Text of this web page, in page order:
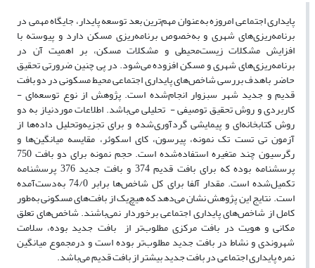
پایداری اجتماعی امروزه به‌عنوان مهم‌ترین بعد توسعه پایدار، جایگاه مهمی در
برنامه‌ریزی‌های شهری و به‌خصوص برنامه‌ریزی مسکن دارد و پیوسته با
افزایش مشکلات زیست‌محیطی و مشکلات مسکن، بر اهمیت آن در
برنامه‌ریزی‌های شهری و مسکن افزوده می‌شود. در پی چنین ضرورتی تحقیق
حاضر باهدف بررسی شاخص‌های پایداری اجتماعی محیط مسکونی در دو بافت
قدیم و جدید شهر سبزوار انجام‌شده است. پژوهش از نوع توسعه‌ای -
کاربردی و روش تحقیق توصیفی - تحلیلی می‌باشد. اطلاعات موردنیاز به دو
روش کتابخانه‌ای و پیمایشی گردآوری‌شده و برای تجزیه‌وتحلیل داده‌ها از
آزمون تی تست تک نمونه، پیرسون، کای اسکوئر، مقایسه میانگین‌ها و
رگرسیون چند متغیره استفاده‌شده است. حجم نمونه برای دو بافت 750
پرسشنامه بوده که برای بافت قدیم 374 و بافت جدید 376 پرسشنامه
تکمیل‌شده است. مقدار آلفا برای کل شاخص‌ها برابر 74/0 به‌دست‌آمده
است. نتایج این پژوهش نشان می‌دهد که هیچ‌یک از بافت‌های مسکونی به‌طور
کامل از شاخص‌های پایداری اجتماعی برخوردار نمی‌باشند. شاخص‌های تعلق
مکانی و هویت در بافت مرکزی مطلوب‌تر از بافت جدید بوده، سلامت
شهروندی و نشاط در بافت جدید مطلوب‌تر بوده است و درمجموع میانگین
نمره پایداری اجتماعی در بافت جدید بیشتر از بافت قدیم می‌باشد.